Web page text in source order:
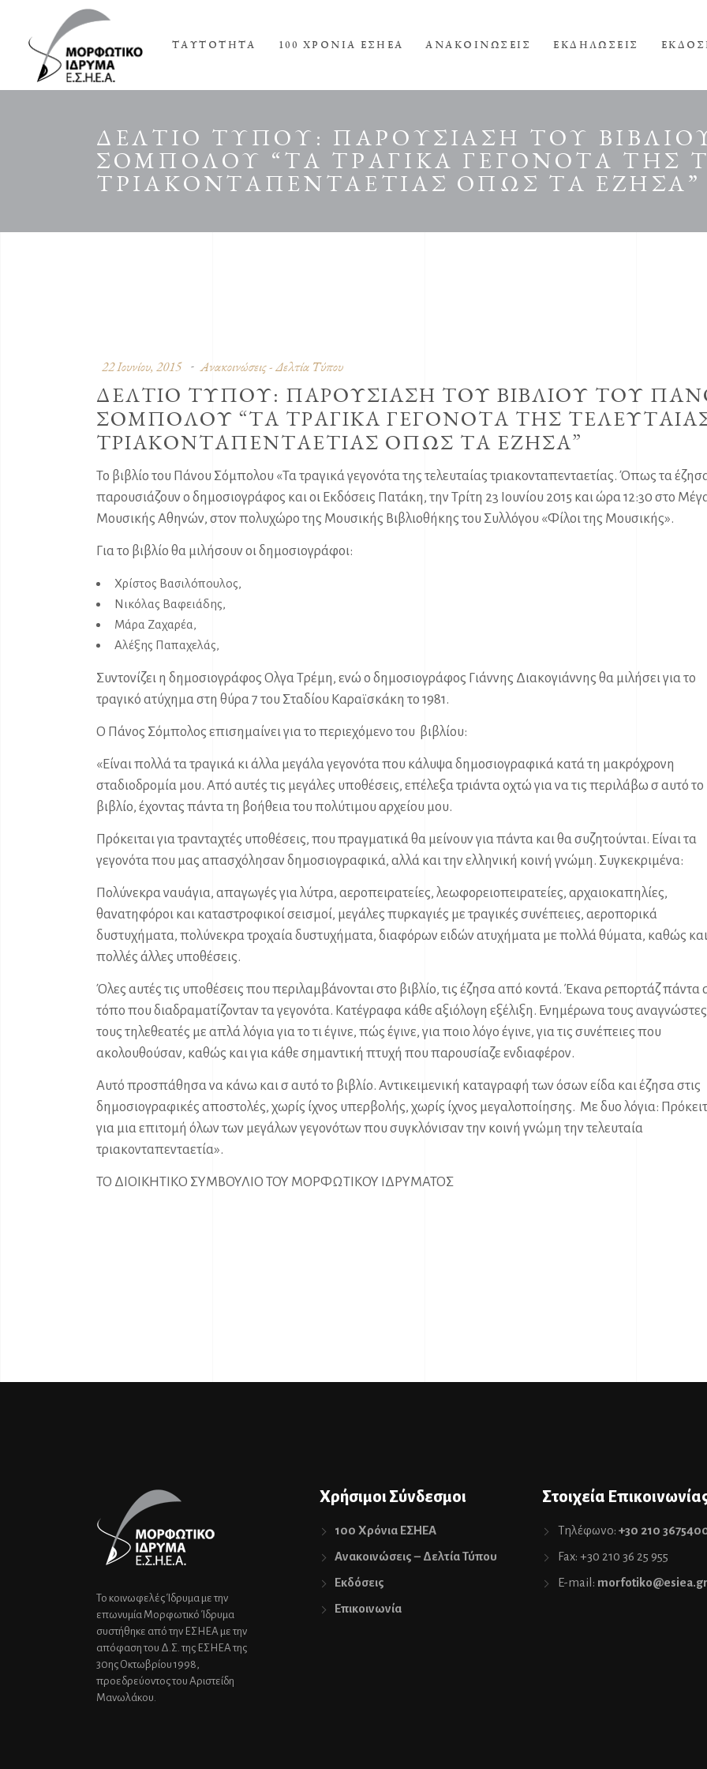
ΤΑΥΤΟΤΗΤΑ 100 ΧΡΟΝΙΑ ΕΣΗΕΑ ΑΝΑΚΟΙΝΩΣΕΙΣ ΕΚΔΗΛΩΣΕΙΣ
ΔΕΛΤΙΟ ΤΥΠΟΥ: ΠΑΡΟΥΣΙΑΣΗ ΤΟΥ
ΣΟΜΠΟΛΟΥ “ΤΑ ΤΡΑΓΙΚΑ ΓΕΓΟΝΟΤΑ ΤΗΣ
ΤΡΙΑΚΟΝΤΑΠΕΝΤΑΕΤΙΑΣ ΟΠΩΣ ΤΑ ΕΖΗΣΑ”
22 Ιουνίου, 2015 Ανακοινώσεις - Δελτία Τύπου
ΔΕΛΤΙΟ ΤΥΠΟΥ: ΠΑΡΟΥΣΙΑΣΗ ΤΟΥ ΒΙΒΛΙΟΥ ΤΟΥ
ΣΟΜΠΟΛΟΥ “ΤΑ ΤΡΑΓΙΚΑ ΓΕΓΟΝΟΤΑ ΤΗΣ
ΤΡΙΑΚΟΝΤΑΠΕΝΤΑΕΤΙΑΣ ΟΠΩΣ ΤΑ ΕΖΗΣΑ”
Το βιβλίο του Πάνου Σόμπολου «Τα τραγικά γεγονότα της τελευταίας τριακονταπενταετίας. Όπως τα
παρουσιάζουν ο δημοσιογράφος και οι Εκδόσεις Πατάκη, την Τρίτη 23 Ιουνίου 2015 και ώρα 12:30 στο
Μουσικής Αθηνών, στον πολυχώρο της Μουσικής Βιβλιοθήκης του Συλλόγου «Φίλοι της Μουσικής».
Για το βιβλίο θα μιλήσουν οι δημοσιογράφοι:
Χρίστος Βασιλόπουλος,
Νικόλας Βαφειάδης,
Μάρα Ζαχαρέα,
Αλέξης Παπαχελάς,
Συντονίζει η δημοσιογράφος Ολγα Τρέμη, ενώ ο δημοσιογράφος Γιάννης Διακογιάννης θα μιλήσει για το
τραγικό ατύχημα στη θύρα 7 του Σταδίου Καραϊσκάκη το 1981.
Ο Πάνος Σόμπολος επισημαίνει για το περιεχόμενο του βιβλίου:
«Είναι πολλά τα τραγικά κι άλλα μεγάλα γεγονότα που κάλυψα δημοσιογραφικά κατά τη μακρόχρονη
σταδιοδρομία μου. Από αυτές τις μεγάλες υποθέσεις, επέλεξα τριάντα οχτώ για να τις περιλάβω σ αυτό το
βιβλίο, έχοντας πάντα τη βοήθεια του πολύτιμου αρχείου μου.
Πρόκειται για τρανταχτές υποθέσεις, που πραγματικά θα μείνουν για πάντα και θα συζητούνται. Είναι τα
γεγονότα που μας απασχόλησαν δημοσιογραφικά, αλλά και την ελληνική κοινή γνώμη. Συγκεκριμένα:
Πολύνεκρα ναυάγια, απαγωγές για λύτρα, αεροπειρατείες, λεωφορειοπειρατείες, αρχαιοκαπηλίες,
θανατηφόροι και καταστροφικοί σεισμοί, μεγάλες πυρκαγιές με τραγικές συνέπειες, αεροπορικά
δυστυχήματα, πολύνεκρα τροχαία δυστυχήματα, διαφόρων ειδών ατυχήματα με πολλά θύματα, καθώς και
πολλές άλλες υποθέσεις.
Όλες αυτές τις υποθέσεις που περιλαμβάνονται στο βιβλίο, τις έζησα από κοντά. Έκανα ρεπορτάζ πάντα
τόπο που διαδραματίζονταν τα γεγονότα. Κατέγραφα κάθε αξιόλογη εξέλιξη. Ενημέρωνα τους
τους τηλεθεατές με απλά λόγια για το τι έγινε, πώς έγινε, για ποιο λόγο έγινε, για τις συνέπειες που
ακολουθούσαν, καθώς και για κάθε σημαντική πτυχή που παρουσίαζε ενδιαφέρον.
Αυτό προσπάθησα να κάνω και σ αυτό το βιβλίο. Αντικειμενική καταγραφή των όσων είδα και έζησα στις
δημοσιογραφικές αποστολές, χωρίς ίχνος υπερβολής, χωρίς ίχνος μεγαλοποίησης. Με δυο λόγια:
για μια επιτομή όλων των μεγάλων γεγονότων που συγκλόνισαν την κοινή γνώμη την τελευταία
τριακονταπενταετία».
ΤΟ ΔΙΟΙΚΗΤΙΚΟ ΣΥΜΒΟΥΛΙΟ ΤΟΥ ΜΟΡΦΩΤΙΚΟΥ ΙΔΡΥΜΑΤΟΣ
Το κοινωφελές Ίδρυμα με την
επωνυμία Μορφωτικό Ίδρυμα
συστήθηκε από την ΕΣΗΕΑ με την
απόφαση του Δ.Σ. της ΕΣΗΕΑ της
30ης Οκτωβρίου 1998,
προεδρεύοντος του Αριστείδη
Μανωλάκου.
Χρήσιμοι Σύνδεσμοι
100 Χρόνια ΕΣΗΕΑ
Ανακοινώσεις – Δελτία Τύπου
Εκδόσεις
Επικοινωνία
Στοιχεία
Τηλέφωνο: +30 210
Fax: +30 210 36 25 955
E-mail: morfotiko@esiea.gr